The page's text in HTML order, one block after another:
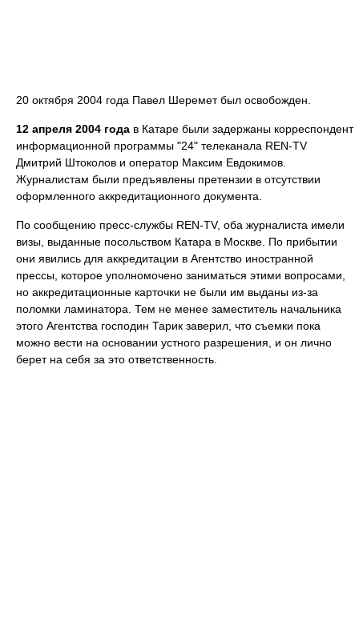
20 октября 2004 года Павел Шеремет был освобожден.
12 апреля 2004 года в Катаре были задержаны корреспондент
информационной программы "24" телеканала REN-TV
Дмитрий Штоколов и оператор Максим Евдокимов.
Журналистам были предъявлены претензии в отсутствии
оформленного аккредитационного документа.
По сообщению пресс-службы REN-TV, оба журналиста имели
визы, выданные посольством Катара в Москве. По прибытии
они явились для аккредитации в Агентство иностранной
прессы, которое уполномочено заниматься этими вопросами,
но аккредитационные карточки не были им выданы из-за
поломки ламинатора. Тем не менее заместитель начальника
этого Агентства господин Тарик заверил, что съемки пока
можно вести на основании устного разрешения, и он лично
берет на себя за это ответственность.